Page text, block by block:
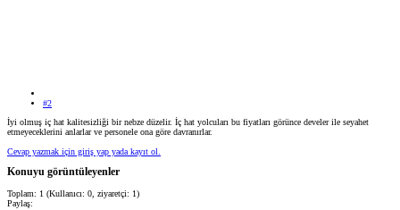
#2
İyi olmuş iç hat kalitesizliği bir nebze düzelir. İç hat yolcuları bu fiyatları görünce develer ile seyahet
etmeyeceklerini anlarlar ve personele ona göre davranırlar.
Cevap yazmak için giriş yap yada kayıt ol.
Konuyu görüntüleyenler
Toplam: 1 (Kullanıcı: 0, ziyaretçi: 1)
Paylaş: